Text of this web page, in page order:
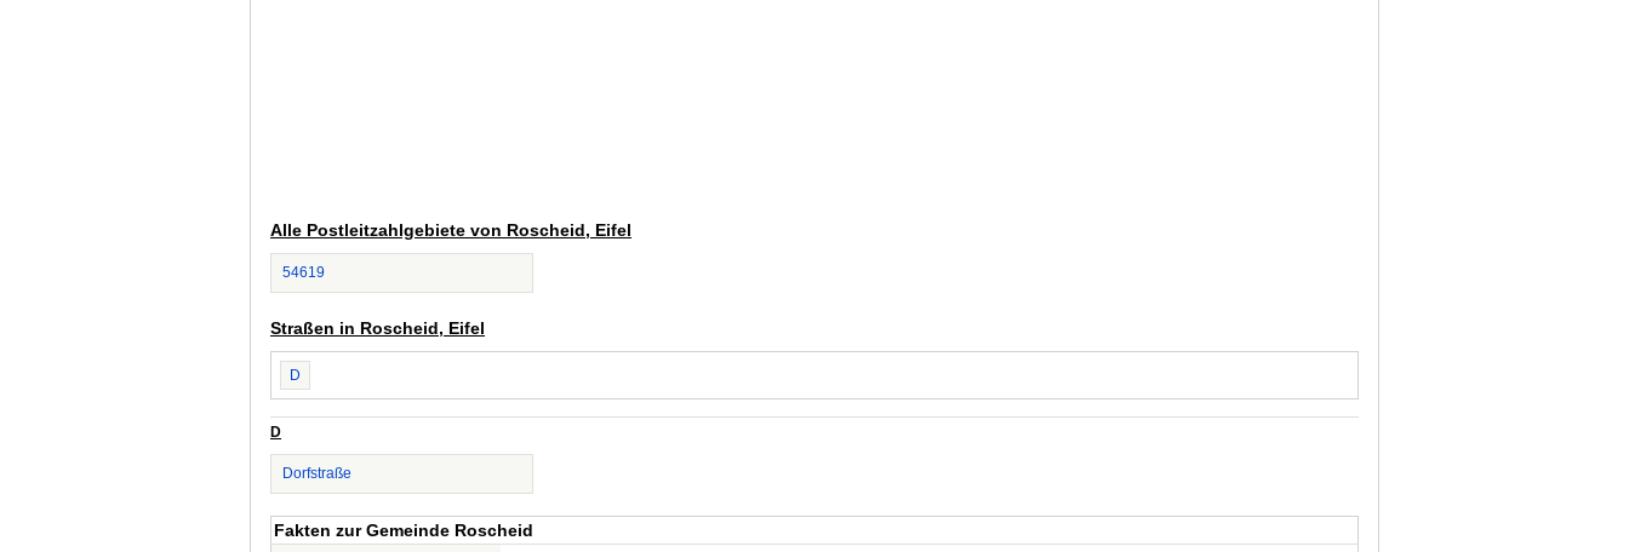
Alle Postleitzahlgebiete von Roscheid, Eifel
54619
Straßen in Roscheid, Eifel
D
D
Dorfstraße
Fakten zur Gemeinde Roscheid